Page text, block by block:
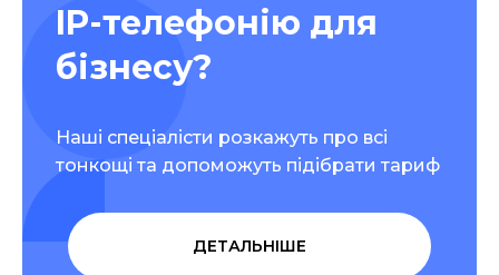
IP-телефонію для
бізнесу?
Наші спеціалісти розкажуть про всі
тонкощі та допоможуть підібрати тариф
ДЕТАЛЬНІШЕ